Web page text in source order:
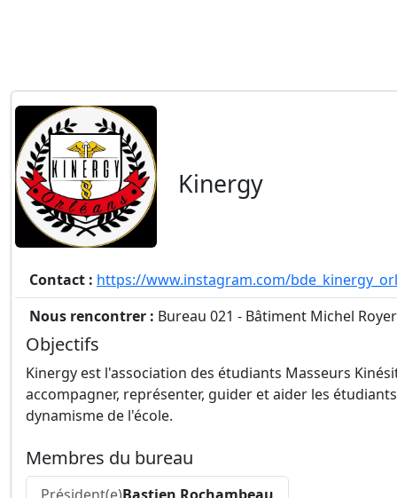
Kinergy
Contact : https://www.instagram.com/
Nous rencontrer : Bureau 021 - Bâtiment Michel Royer
Objectifs
Kinergy est l'association des étudiants Masseurs
accompagner, représenter, guider et aider les
dynamisme de l'école.
Membres du bureau